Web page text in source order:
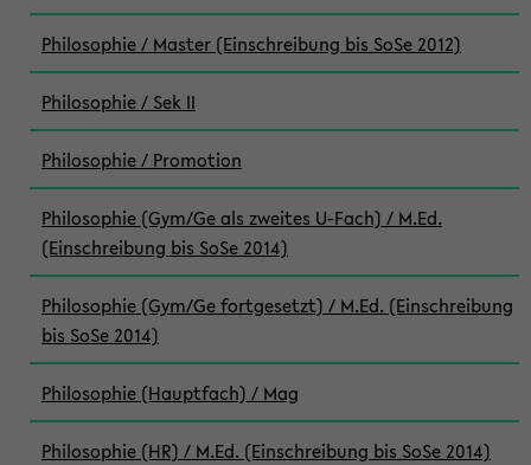
Philosophie / Master (Einschreibung bis SoSe 2012)
Philosophie / Sek II
Philosophie / Promotion
Philosophie (Gym/Ge als zweites U-Fach) / M.Ed.
(Einschreibung bis SoSe 2014)
Philosophie (Gym/Ge fortgesetzt) / M.Ed. (Einschreibung
bis SoSe 2014)
Philosophie (Hauptfach) / Mag
Philosophie (HR) / M.Ed. (Einschreibung bis SoSe 2014)